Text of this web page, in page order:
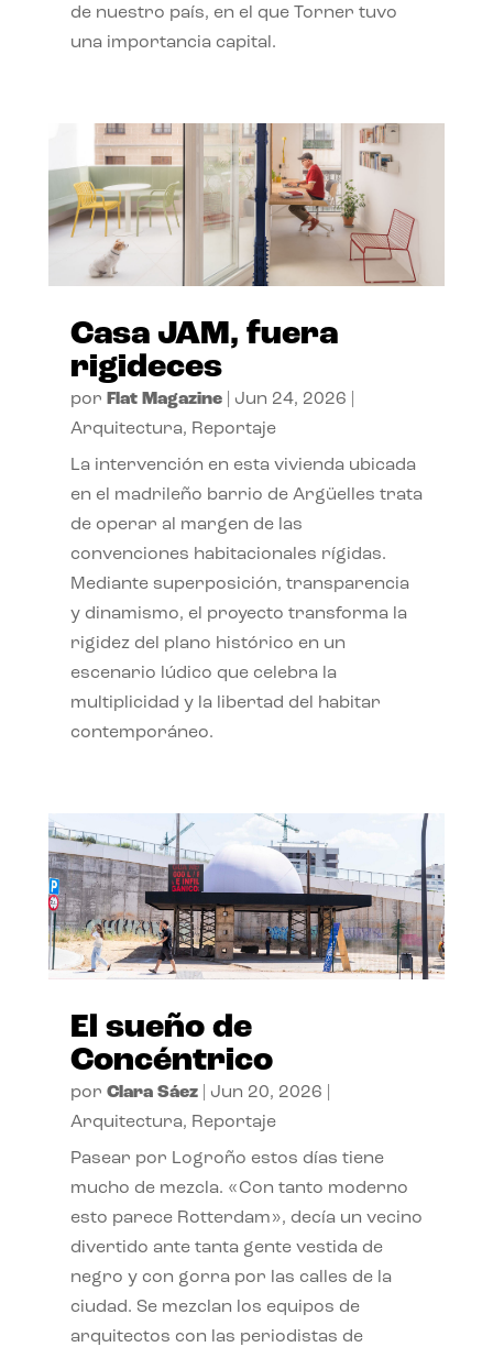
de nuestro país, en el que Torner tuvo
una importancia capital.
Casa JAM, fuera
rigideces
por Flat Magazine| Jun 24, 2026
Arquitectura, Reportaje
La intervención en esta vivienda ubicada
en el madrileño barrio de Argüelles trata
de operar al margen de las
convenciones habitacionales rígidas.
Mediante superposición, transparencia
y dinamismo, el proyecto transforma la
rigidez del plano histórico en un
escenario lúdico que celebra la
multiplicidad y la libertad del habitar
contemporáneo.
El sueño de
Concéntrico
por Clara Sáez| Jun 20, 2026
Arquitectura, Reportaje
Pasear por Logroño estos días tiene
mucho de mezcla. «Con tanto moderno
esto parece Rotterdam», decía un vecino
divertido ante tanta gente vestida de
negro y con gorra por las calles de la
ciudad. Se mezclan los equipos de
arquitectos con las periodistas de